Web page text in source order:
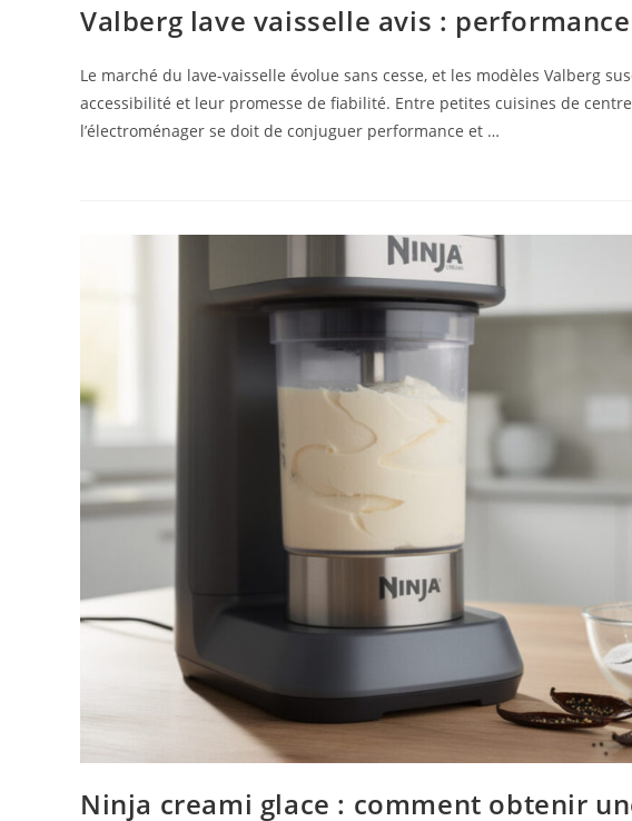
Valberg lave vaisselle avis :
Le marché du lave-vaisselle évolue sans cesse, et les modèles Valberg
accessibilité et leur promesse de fiabilité. Entre petites cuisines de
l’électroménager se doit de conjuguer performance et …
Ninja creami glace : comment obtenir